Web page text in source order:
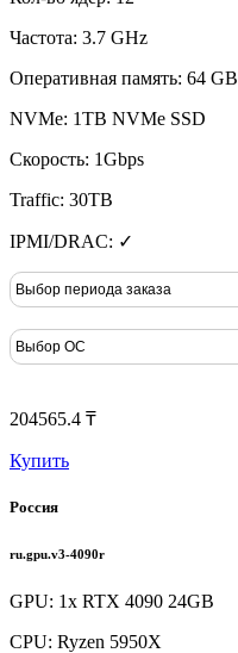
Частота: 3.7 GHz
Оперативная память: 64 GB
NVMe: 1TB NVMe SSD
Скорость: 1Gbps
Traffic: 30TB
IPMI/DRAC: ✓
204565.4 ₸
Купить
Россия
ru.gpu.v3-4090r
GPU: 1x RTX 4090 24GB
CPU: Ryzen 5950X